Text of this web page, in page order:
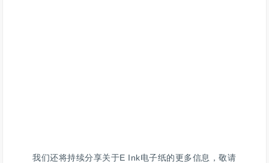
我们还将持续分享关于E Ink电子纸的更多信息，敬请